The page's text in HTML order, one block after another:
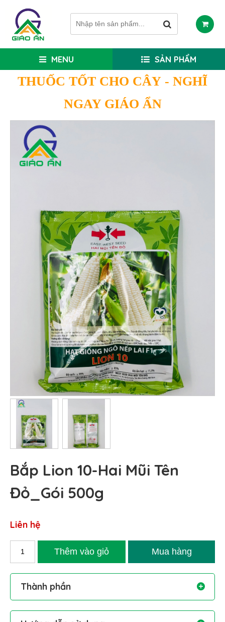
MENU SẢN PHẨM
THUỐC TỐT CHO CÂY - NGHĨ
NGAY GIÁO ẨN
Bắp Lion 10-Hai Mũi Tên
Đỏ_Gói 500g
Liên hệ
Thành phần